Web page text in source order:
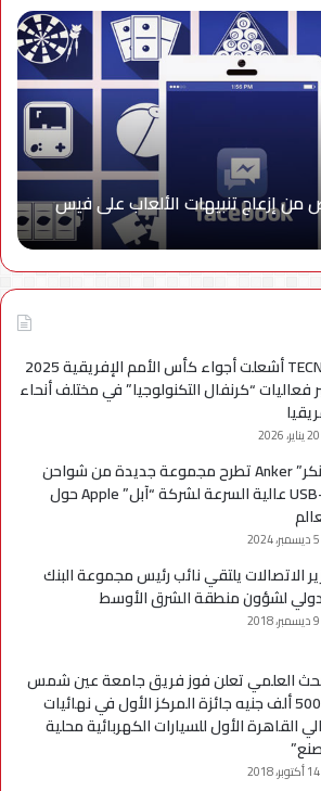
من إزعاج تنبيهات الألعاب على فيس
TECNO أشعلت أجواء كأس الأمم الإفريقية 2025
فعاليات “كرنفال التكنولوجيا” في مختلف أنحاء
20 يناير، 2026
“آنكر” Anker تطرح مجموعة جديدة من شواحن
USB-C عالية السرعة لشركة “آبل” Apple حول
5 ديسمبر، 2024
الاتصالات يلتقي نائب رئيس مجموعة البنك
لشؤون منطقة الشرق الأوسط
9 ديسمبر، 2018
العلمي تعلن فوز فريق جامعة عين شمس
بـ 500 ألف جنيه جائزة المركز الأول في نهائيات
القاهرة الأول للسيارات الكهربائية محلية
14 أكتوبر، 2018